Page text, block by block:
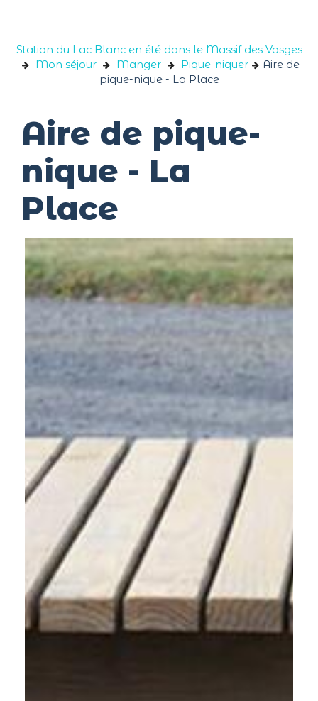
Station du Lac Blanc en été dans le Massif des Vosges
Mon séjour
Manger Pique-niquer
Aire de
pique-nique - La Place
Aire de pique-
nique - La
Place